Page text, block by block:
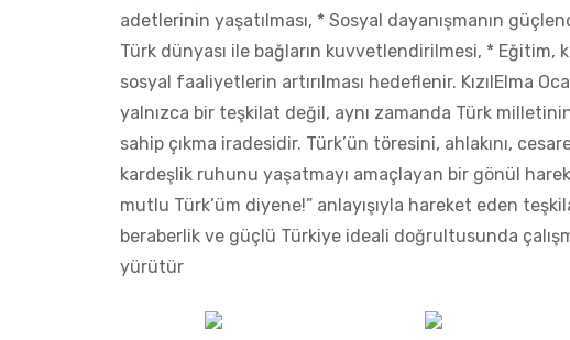
adetlerinin yaşatılması, * Sosyal dayanışmanın
Türk dünyası ile bağların kuvvetlendirilmesi, * Eğitim,
sosyal faaliyetlerin artırılması hedeflenir. KızılElma
yalnızca bir teşkilat değil, aynı zamanda Türk
sahip çıkma iradesidir. Türk’ün töresini, ahlakını,
kardeşlik ruhunu yaşatmayı amaçlayan bir gönül
mutlu Türk’üm diyene!” anlayışıyla hareket eden
beraberlik ve güçlü Türkiye ideali doğrultusunda
yürütür